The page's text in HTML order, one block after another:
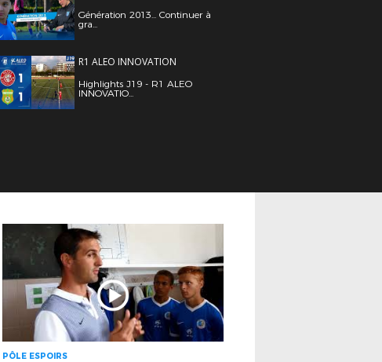
Génération 2013... Continuer à
gra...
R1 ALEO INNOVATION
Highlights J19 - R1 ALEO
INNOVATIO...
PÔLE ESPOIRS